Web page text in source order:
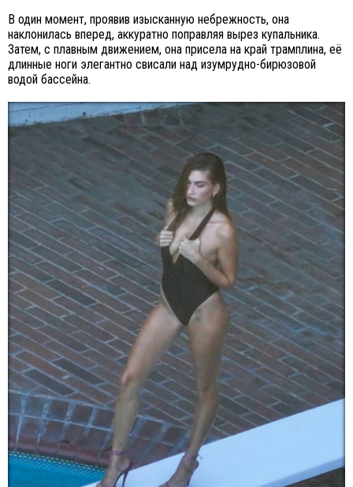
В один момент, проявив изысканную небрежность, она
наклонилась вперед, аккуратно поправляя вырез купальника.
Затем, с плавным движением, она присела на край трамплина, её
длинные ноги элегантно свисали над изумрудно-бирюзовой
водой бассейна.